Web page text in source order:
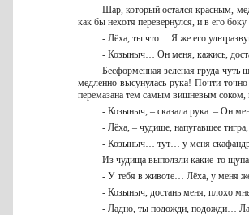
Шар, который остался красным,
как бы нехотя перевернулся, и в его
- Лёха, ты что… Я же его
- Козыныч… Он меня, кажись,
Бесформенная зеленая груда
медленно высунулась рука! Почти
перемазана тем самым вишневым
- Козыныч, – сказала рука. – Он
- Лёха, – чудище, напугавшее
- Козыныч… тут… у меня
Из чудища выползли какие-то
- У тебя в животе… Лёха, у меня
- Козыныч, достань меня, плохо
- Ладно, ты подожди, подожди…